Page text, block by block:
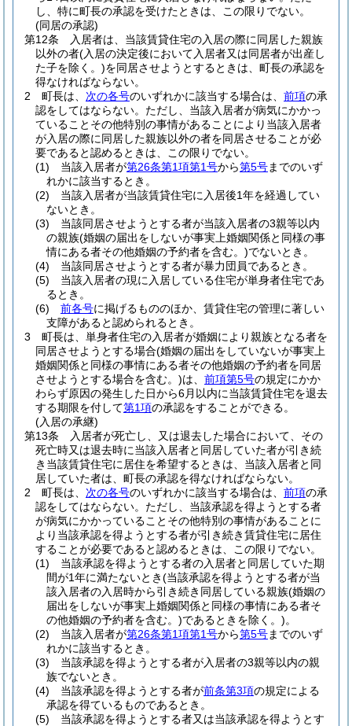
し、特に町長の承認を受けたときは、この限りでない。
(同居の承認)
第12条
入居者は、当該賃貸住宅の入居の際に同居した親族
以外の者(入居の決定後において入居者又は同居者が出産し
た子を除く。)を同居させようとするときは、町長の承認を
得なければならない。
2
町長は、 次の各号のいずれかに該当する場合は、 前項の承
認をしてはならない。 ただし、当該入居者が病気にかかっ
ていることその他特別の事情があることにより当該入居者
が入居の際に同居した親族以外の者を同居させることが必
要であると認めるときは、この限りでない。
(1)
当該入居者が第26条第1項第1号から第5号までのいず
れかに該当するとき。
(2)
当該入居者が当該賃貸住宅に入居後1年を経過してい
ないとき。
(3)
当該同居させようとする者が当該入居者の3親等以内
の親族(婚姻の届出をしないが事実上婚姻関係と同様の事
情にある者その他婚姻の予約者を含む。)でないとき。
(4)
当該同居させようとする者が暴力団員であるとき。
(5)
当該入居者の現に入居している住宅が単身者住宅であ
るとき。
(6)
前各号に掲げるもののほか、賃貸住宅の管理に著しい
支障があると認められるとき。
3
町長は、単身者住宅の入居者が婚姻により親族となる者を
同居させようとする場合(婚姻の届出をしていないが事実上
婚姻関係と同様の事情にある者その他婚姻の予約者を同居
させようとする場合を含む。)は、 前項第5号の規定にかか
わらず原因の発生した日から6月以内に当該賃貸住宅を退去
する期限を付して第1項の承認をすることができる。
(入居の承継)
第13条
入居者が死亡し、又は退去した場合において、その
死亡時又は退去時に当該入居者と同居していた者が引き続
き当該賃貸住宅に居住を希望するときは、当該入居者と同
居していた者は、町長の承認を得なければならない。
2
町長は、 次の各号のいずれかに該当する場合は、 前項の承
認をしてはならない。 ただし、当該承認を得ようとする者
が病気にかかっていることその他特別の事情があることに
より当該承認を得ようとする者が引き続き賃貸住宅に居住
することが必要であると認めるときは、この限りでない。
(1)
当該承認を得ようとする者の入居者と同居していた期
間が1年に満たないとき(当該承認を得ようとする者が当
該入居者の入居時から引き続き同居している親族(婚姻の
届出をしないが事実上婚姻関係と同様の事情にある者そ
の他婚姻の予約者を含む。)であるときを除く。)。
(2)
当該入居者が第26条第1項第1号から第5号までのいず
れかに該当するとき。
(3)
当該承認を得ようとする者が入居者の3親等以内の親
族でないとき。
(4)
当該承認を得ようとする者が前条第3項の規定による
承認を得ているものであるとき。
(5)
当該承認を得ようとする者又は当該承認を得ようとす